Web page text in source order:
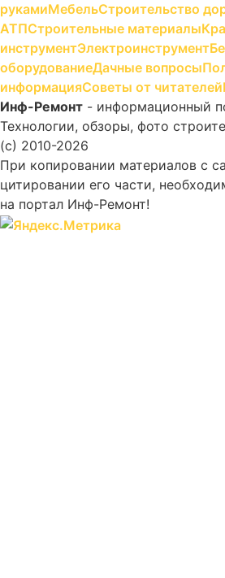
рукамиМебельСтроительство
АТПСтроительные материалы
инструментЭлектроинструмент
оборудованиеДачные вопросы
информацияСоветы от читателей
Инф-Ремонт - информационный
Технологии, обзоры, фото
(c) 2010-2026
При копировании материалов с
цитировании его части,
на портал Инф-Ремонт!